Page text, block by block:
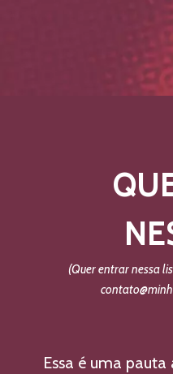
(Quer entrar nessa
Essa é uma